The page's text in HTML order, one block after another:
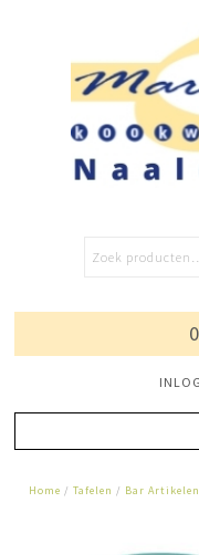
Home /Tafelen / Bar Artikelen